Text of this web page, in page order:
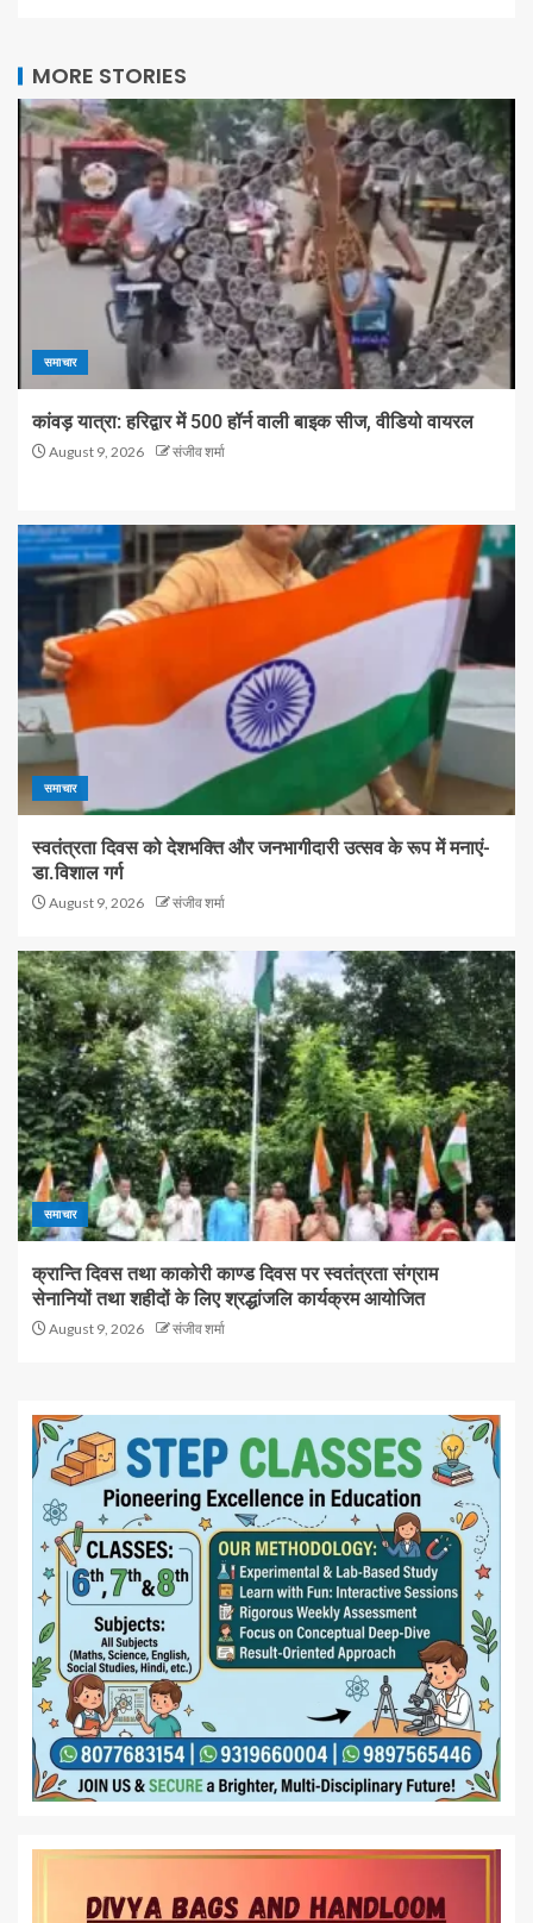
MORE STORIES
समाचार
कांवड़ यात्रा: हरिद्वार में 500 हॉर्न वाली बाइक सीज, वीडियो वायरल
August 9, 2026 संजीव शर्मा
समाचार
स्वतंत्रता दिवस को देशभक्ति और जनभागीदारी उत्सव के रूप में मनाएं-
डा.विशाल गर्ग
August 9, 2026 संजीव शर्मा
समाचार
क्रान्ति दिवस तथा काकोरी काण्ड दिवस पर स्वतंत्रता संग्राम
सेनानियों तथा शहीदों के लिए श्रद्धांजलि कार्यक्रम आयोजित
August 9, 2026 संजीव शर्मा